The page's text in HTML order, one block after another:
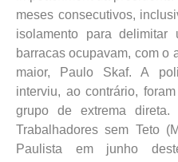
meses consecutivos,
isolamento para
barracas ocupavam, com o
maior, Paulo Skaf. A
interviu, ao contrário,
grupo de extrema
Trabalhadores sem Teto
Paulista em junho